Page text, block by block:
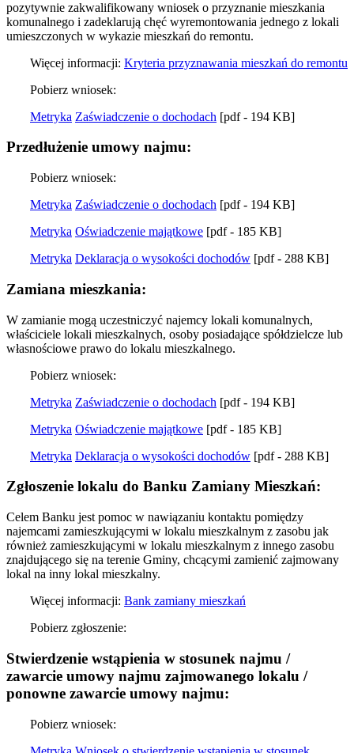
pozytywnie zakwalifikowany wniosek o przyznanie mieszkania
komunalnego i zadeklarują chęć wyremontowania jednego z lokali
umieszczonych w wykazie mieszkań do remontu.
Więcej informacji: Kryteria przyznawania mieszkań do remontu
Pobierz wniosek:
Metryka Zaświadczenie o dochodach [pdf - 194 KB]
Przedłużenie umowy najmu:
Pobierz wniosek:
Metryka Zaświadczenie o dochodach [pdf - 194 KB]
Metryka Oświadczenie majątkowe [pdf - 185 KB]
Metryka Deklaracja o wysokości dochodów [pdf - 288 KB]
Zamiana mieszkania:
W zamianie mogą uczestniczyć najemcy lokali komunalnych,
właściciele lokali mieszkalnych, osoby posiadające spółdzielcze lub
własnościowe prawo do lokalu mieszkalnego.
Pobierz wniosek:
Metryka Zaświadczenie o dochodach [pdf - 194 KB]
Metryka Oświadczenie majątkowe [pdf - 185 KB]
Metryka Deklaracja o wysokości dochodów [pdf - 288 KB]
Zgłoszenie lokalu do Banku Zamiany Mieszkań:
Celem Banku jest pomoc w nawiązaniu kontaktu pomiędzy
najemcami zamieszkującymi w lokalu mieszkalnym z zasobu jak
również zamieszkującymi w lokalu mieszkalnym z innego zasobu
znajdującego się na terenie Gminy, chcącymi zamienić zajmowany
lokal na inny lokal mieszkalny.
Więcej informacji: Bank zamiany mieszkań
Pobierz zgłoszenie:
Stwierdzenie wstąpienia w stosunek najmu /
zawarcie umowy najmu zajmowanego lokalu /
ponowne zawarcie umowy najmu:
Pobierz wniosek: